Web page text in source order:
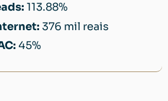
113.88%
376 mil reais
45%